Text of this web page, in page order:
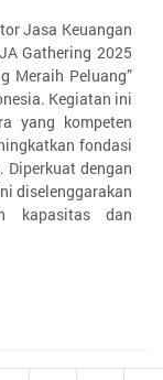
Jasa Keuangan
Gathering 2025
Meraih Peluang”
Kegiatan ini
yang kompeten
fondasi
Diperkuat dengan
diselenggarakan
kapasitas dan